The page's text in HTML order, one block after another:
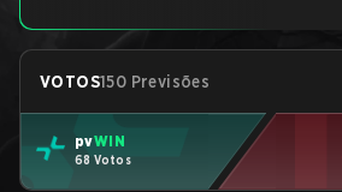
VOTOS150 Previsões
pvWIN
68 Votos